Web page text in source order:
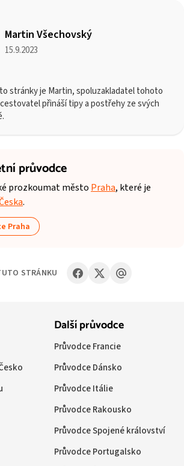
Martin Všechovský
15.9.2023
stránky je Martin, spoluzakladatel tohoto
přináší tipy a postřehy ze svých
průvodce
prozkoumat město Praha, které je
.
Praha
STRÁNKU
Další průvodce
Průvodce Francie
Průvodce Dánsko
Průvodce Itálie
Průvodce Rakousko
Průvodce Spojené království
Průvodce Portugalsko